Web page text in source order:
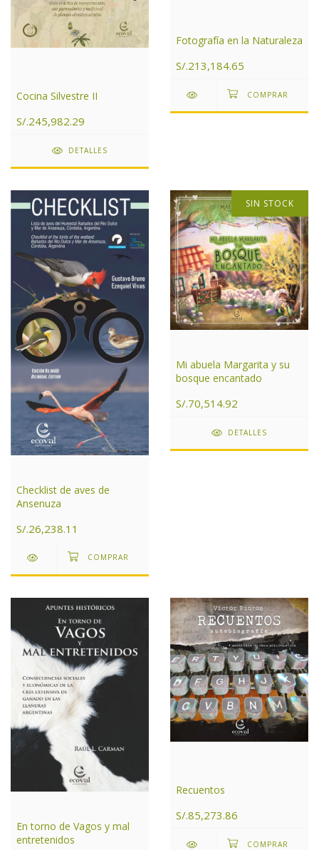
Cocina Silvestre II
S/.245,982.29
DETALLES
Fotografía en la Naturaleza
S/.213,184.65
Checklist de aves de
Ansenuza
S/.26,238.11
SIN STOCK
Mi abuela Margarita y su
bosque encantado
S/.70,514.92
DETALLES
En torno de Vagos y mal
entretenidos
Recuentos
S/.85,273.86